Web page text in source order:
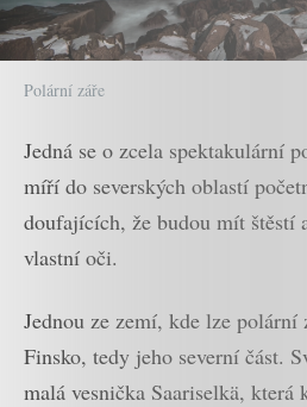
Polární záře
Jedná se o zcela spektakulární
míří do severských oblastí
doufajících, že budou mít štěstí
vlastní oči.
Jednou ze zemí, kde lze
Finsko, tedy jeho severní část.
malá vesnička Saariselkä,